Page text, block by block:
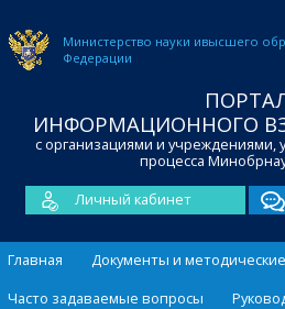
Министерство науки ивысшего
Федерации
ИНФОРМАЦИОННОГО
с организациями и учреждениями,
процесса
Личный кабинет
Главная
Документы и
Часто задаваемые вопросы